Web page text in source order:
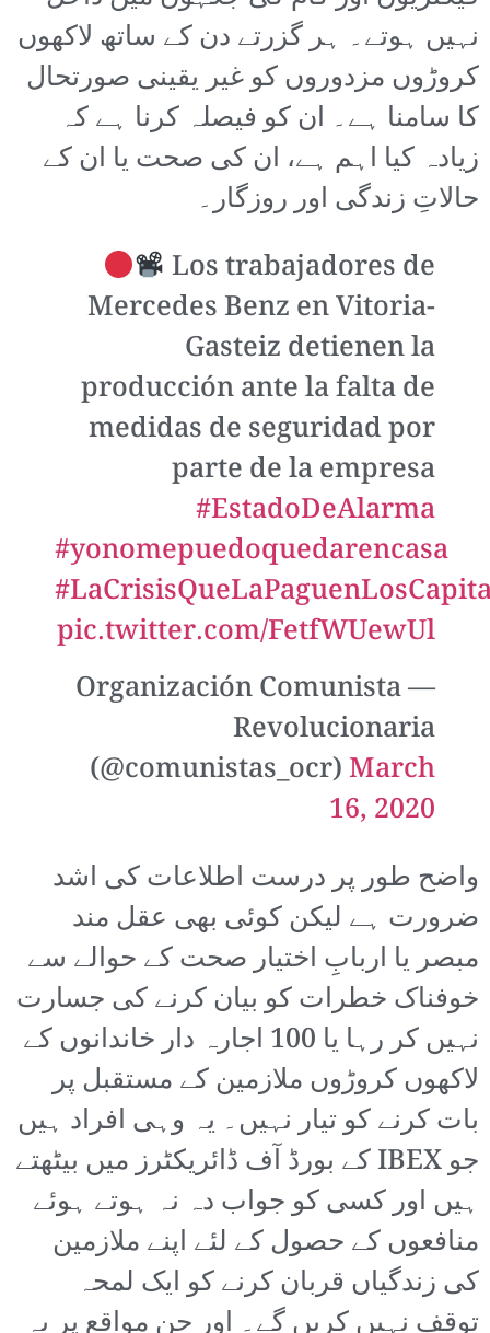
نہیں ہوتے۔ ہر گزرتے دن کے ساتھ لاکھوں
کروڑوں مزدوروں کو غیر یقینی صورتحال
کا سامنا ہے۔ ان کو فیصلہ کرنا ہے کہ
زیادہ کیا اہم ہے، ان کی صحت یا ان کے
حالاتِ زندگی اور روزگار۔
Los trabajadores de
Mercedes Benz en Vitoria-
Gasteiz detienen la
producción ante la falta de
medidas de seguridad por
parte de la empresa
#EstadoDeAlarma
#yonomepuedoquedarencasa
pic.twitter.com/FetfWUewUl
— Organización Comunista
Revolucionaria
(@comunistas_ocr)March
16, 2020
واضح طور پر درست اطلاعات کی اشد
ضرورت ہے لیکن کوئی بھی عقل مند
مبصر یا اربابِ اختیار صحت کے حوالے سے
خوفناک خطرات کو بیان کرنے کی جسارت
نہیں کر رہا یا 100 اجارہ دار خاندانوں کے
لاکھوں کروڑوں ملازمین کے مستقبل پر
بات کرنے کو تیار نہیں۔ یہ وہی افراد ہیں
جو IBEX کے بورڈ آف ڈائریکٹرز میں بیٹھتے
ہیں اور کسی کو جواب دہ نہ ہوتے ہوئے
منافعوں کے حصول کے لئے اپنے ملازمین
کی زندگیاں قربان کرنے کو ایک لمحہ